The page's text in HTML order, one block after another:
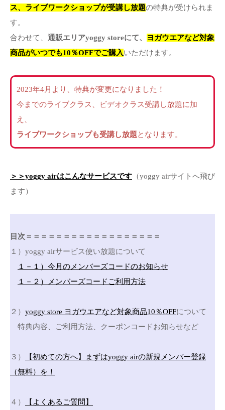
ス、ライブワークショップが受講し放題の特典が受けられま
す。
合わせて、 通販エリアyoggy storeにて、
ヨガウエアなど対象
商品がいつでも10％OFFでご購入いただけます。
2023年4月より、特典が変更になりました！
今までのライブクラス、ビデオクラス受講し放題に加
え、
ライブワークショップも受講し放題となります。
＞＞yoggy airはこんなサービスです （yoggy airサイトへ飛び
ます）
目次＝＝＝＝＝＝＝＝＝＝＝＝＝＝＝＝＝＝
１）yoggy airサービス使い放題について
１－１）今月のメンバーズコードのお知らせ
１－２）メンバーズコードご利用方法
２） yoggy store ヨガウエアなど対象商品10％OFFについて
特典内容、ご利用方法、クーポンコードお知らせなど
３）
【初めての方へ】まずはyoggy airの新規メンバー登録
（無料）を！
４） 【よくあるご質問】